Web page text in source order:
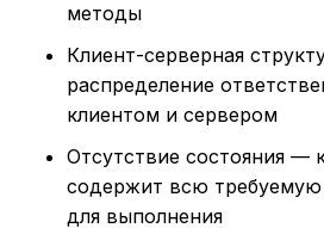
методы
Клиент-серверная
распределение
клиентом и сервером
Отсутствие состояния —
содержит всю
для выполнения